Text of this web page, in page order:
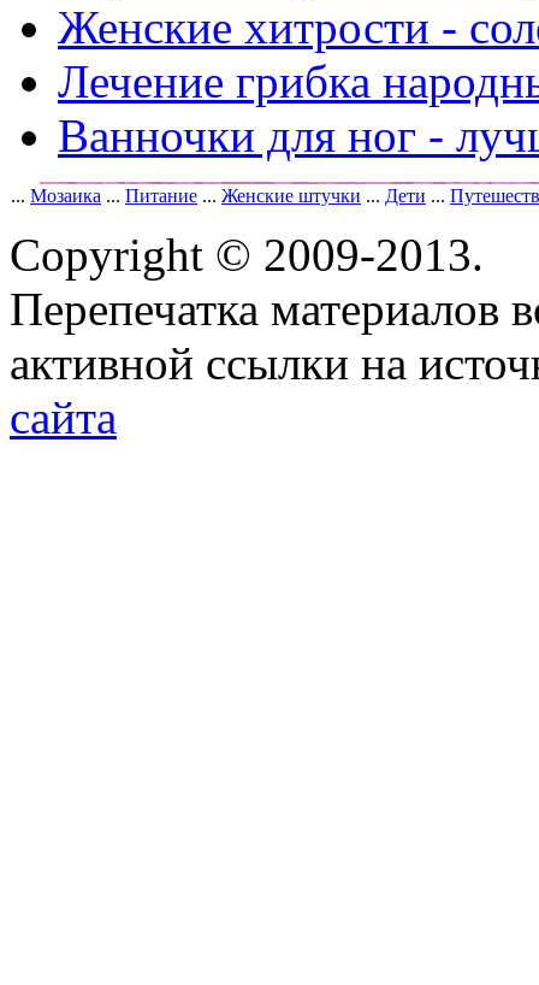
Женские хитрости -
Лечение грибка
Ванночки для ног -
... Мозаика ... Питание ... Женские штучки ... Дети ...
Copyright © 2009-2013.
Перепечатка материалов
активной ссылки на
сайта